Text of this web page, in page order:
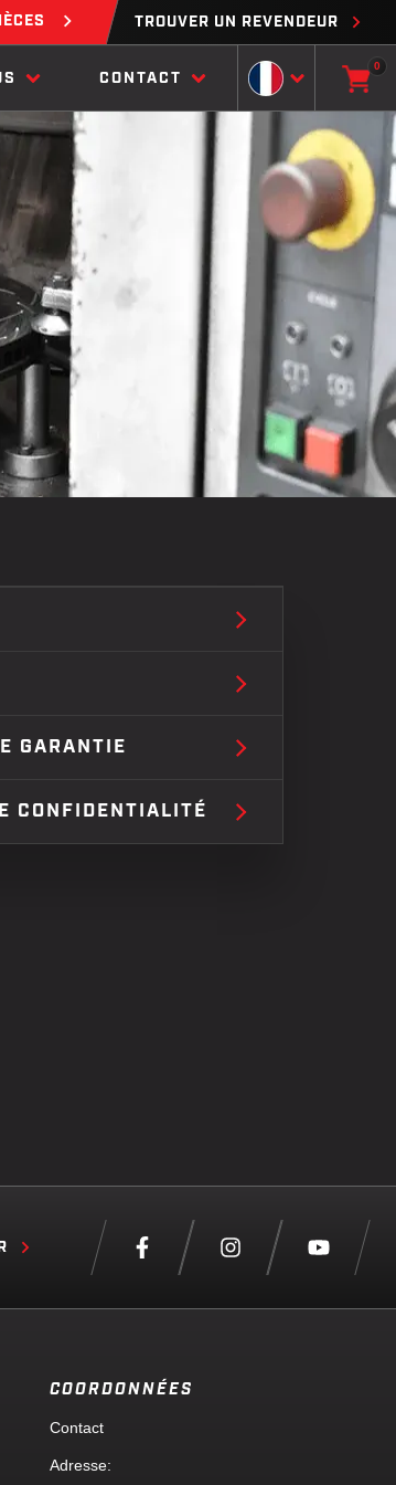
TROUVER UN REVENDEUR
CONTACT
0
GARANTIE
CONFIDENTIALITÉ
COORDONNÉES
Contact
Adresse: